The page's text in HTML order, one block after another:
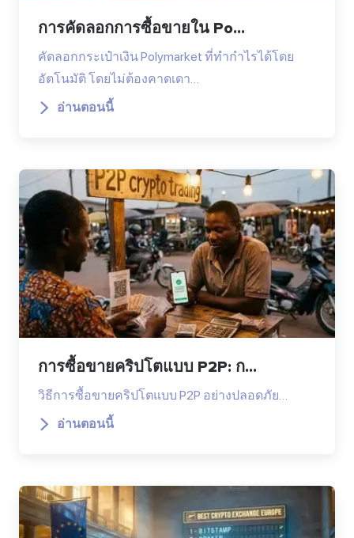
การคัดลอกการซื้อขายใน Po...
คัดลอกกระเป๋าเงิน Polymarket ที่ทำกำไรได้โดย
อัตโนมัติ โดยไม่ต้องคาดเดา…
อ่านตอนนี้
การซื้อขายคริปโตแบบ P2P: ก...
วิธีการซื้อขายคริปโตแบบ P2P อย่างปลอดภัย…
อ่านตอนนี้